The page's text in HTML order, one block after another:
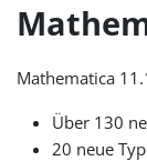
Mathematica
Über 130
20 neue